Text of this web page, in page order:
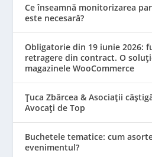
Ce înseamnă monitorizarea
este necesară?
Obligatorie din 19 iunie 2026:
retragere din contract. O
magazinele WooCommerce
Țuca Zbârcea & Asociații
Avocați de Top
Buchetele tematice: cum
evenimentul?